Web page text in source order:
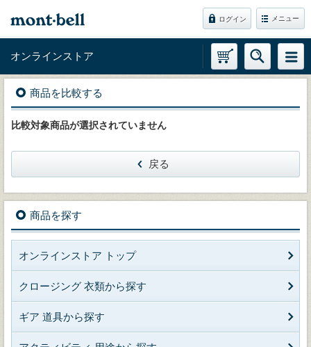
ログイン メニュー
オンラインストア
商品を比較する
比較対象商品が選択されていません
戻る
商品を探す
オンラインストア トップ
クロージング 衣類から探す
ギア 道具から探す